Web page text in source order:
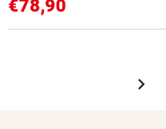
€78,90
chevron_right